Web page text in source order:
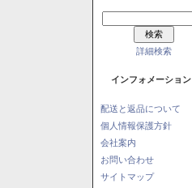
詳細検索
インフォメーション
配送と返品について
個人情報保護方針
会社案内
お問い合わせ
サイトマップ